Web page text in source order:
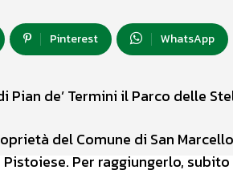
Pinterest WhatsApp
Pian de’ Termini il Parco delle
del Comune di San
Per raggiungerlo,